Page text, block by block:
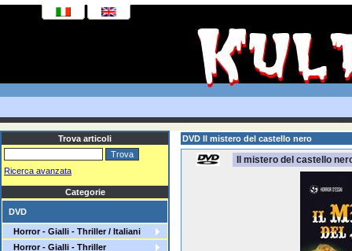
Trova articoli
Ricerca avanzata
Categorie
DVD
Horror - Gialli - Thriller / Italiani
Horror - Gialli - Thriller
DVD Il mistero del castello nero
Il mistero del castello